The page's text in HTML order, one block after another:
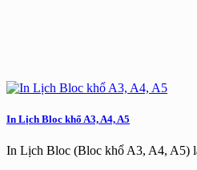
In Lịch Bloc khổ A3, A4, A5
In Lịch Bloc (Bloc khổ A3, A4, A5)